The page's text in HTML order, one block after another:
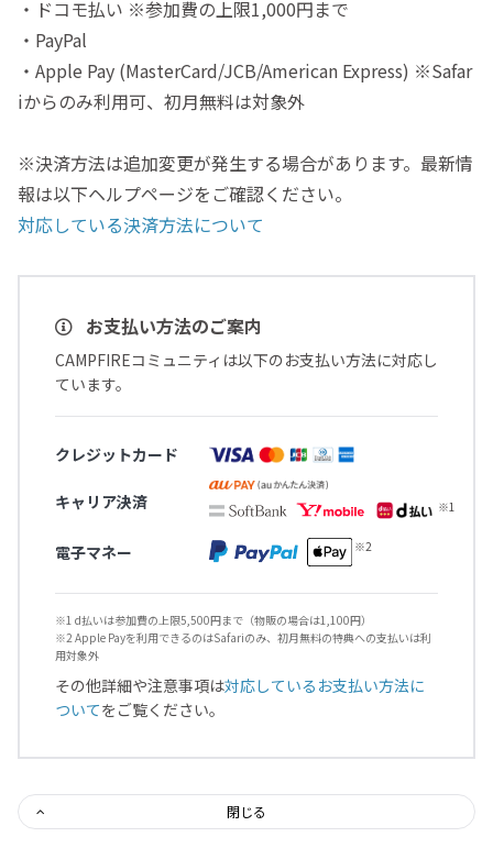
・ドコモ払い ※参加費の上限1,000円まで
・PayPal
・Apple Pay (MasterCard/JCB/American Express) ※Safar
iからのみ利用可、初月無料は対象外
※決済方法は追加変更が発生する場合があります。最新情
報は以下ヘルプページをご確認ください。
対応している決済方法について
お支払い方法のご案内
CAMPFIREコミュニティは以下のお支払い方法に対応し
ています。
クレジットカード
キャリア決済
電子マネー
※1 d払いは参加費の上限5,500円まで（物販の場合は1,100円）
※2 Apple Payを利用できるのはSafariのみ、初月無料の特典への支払いは利
用対象外
その他詳細や注意事項は対応しているお支払い方法に
ついてをご覧ください。
閉じる